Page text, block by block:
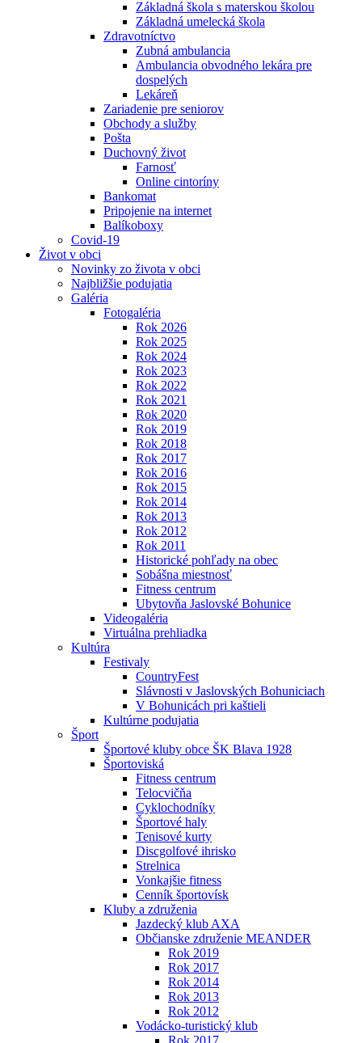
Základná škola s materskou školou
Základná umelecká škola
Zdravotníctvo
Zubná ambulancia
Ambulancia obvodného lekára pre
dospelých
Lekáreň
Zariadenie pre seniorov
Obchody a služby
Pošta
Duchovný život
Farnosť
Online cintoríny
Bankomat
Pripojenie na internet
Balíkoboxy
Covid-19
Život v obci
Novinky zo života v obci
Najbližšie podujatia
Galéria
Fotogaléria
Rok 2026
Rok 2025
Rok 2024
Rok 2023
Rok 2022
Rok 2021
Rok 2020
Rok 2019
Rok 2018
Rok 2017
Rok 2016
Rok 2015
Rok 2014
Rok 2013
Rok 2012
Rok 2011
Historické pohľady na obec
Sobášna miestnosť
Fitness centrum
Ubytovňa Jaslovské Bohunice
Videogaléria
Virtuálna prehliadka
Kultúra
Festivaly
CountryFest
Slávnosti v Jaslovských Bohuniciach
V Bohunicách pri kaštieli
Kultúrne podujatia
Šport
Športové kluby obce ŠK Blava 1928
Športoviská
Fitness centrum
Telocvičňa
Cyklochodníky
Športové haly
Tenisové kurty
Discgolfové ihrisko
Strelnica
Vonkajšie fitness
Cenník športovísk
Kluby a združenia
Jazdecký klub AXA
Občianske združenie MEANDER
Rok 2019
Rok 2017
Rok 2014
Rok 2013
Rok 2012
Vodácko-turistický klub
Rok 2017